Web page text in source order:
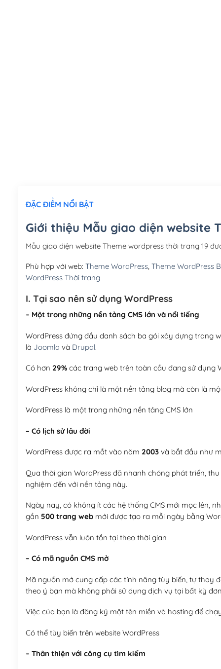
ĐẶC ĐIỂM NỔI BẬT
Giới thiệu Mẫu giao diện website
Mẫu giao diện website Theme wordpress thời trang 19
Phù hợp với web: Theme WordPress, Theme WordPress
WordPress Thời trang
I. Tại sao nên sử dụng WordPress
– Một trong những nền tảng CMS lớn và nổi tiếng
WordPress đứng đầu danh sách ba gói xây dựng trang
là Joomla và Drupal.
Có hơn 29%các trang web trên toàn cầu đang sử dụng
WordPress không chỉ là một nền tảng blog mà còn là
WordPress là một trong những nền tảng CMS lớn
– Có lịch sử lâu đời
WordPress được ra mắt vào năm 2003và bắt đầu như
Qua thời gian WordPress đã nhanh chóng phát triển,
nghiệm đến với nền tảng này.
Ngày nay, có không ít các hệ thống CMS mới mọc lên,
gần 500 trang webmới được tạo ra mỗi ngày bằng
WordPress vẫn luôn tồn tại theo thời gian
– Có mã nguồn CMS mở
Mã nguồn mở cung cấp các tính năng tùy biến, tự thay
theo ý bạn mà không phải sử dụng dịch vụ tại bất kỳ
Việc của bạn là đăng ký một tên miền và hosting để
Có thể tùy biến trên website WordPress
– Thân thiện với công cụ tìm kiếm